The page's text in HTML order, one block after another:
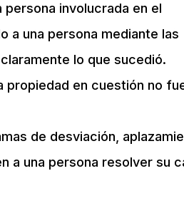
involucrada en el
a una persona mediante las
lo que sucedió.
propiedad en cuestión no
de desviación,
a una persona resolver su